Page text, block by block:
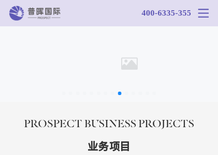
400-6335-355
PROSPECT BUSINESS PROJECTS
业务项目